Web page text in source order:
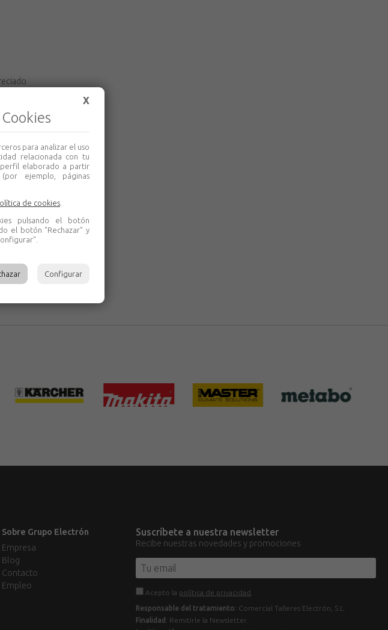
de
de
así
Sobre Grupo Electrón
Empresa
Blog
Contacto
Empleo
Suscríbete a nuestra newsletter
Recibe nuestras novedades y promociones
Acepto la política de privacidad
Responsable del tratamiento: Comercial Talleres Electrón, S.L.
Finalidad : Remitirle la Newsletter.
X
para analizar el uso
relacionada con tu
elaborado a partir
ejemplo, páginas
de cookies
pulsando el botón
el botón "Rechazar" y
Configurar